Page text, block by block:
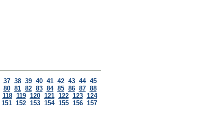
37 38 39 40 41 42 43 44 45
80 81 82 83 84 85 86 87 88
118 119 120 121 122 123 124
151 152 153 154 155 156 157